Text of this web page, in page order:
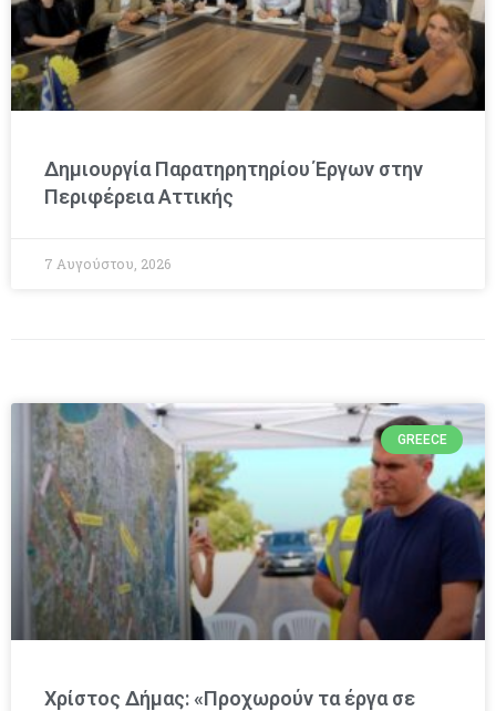
Δημιουργία Παρατηρητηρίου Έργων στην
Περιφέρεια Αττικής
7 Αυγούστου, 2026
GREECE
Χρίστος Δήμας: «Προχωρούν τα έργα σε